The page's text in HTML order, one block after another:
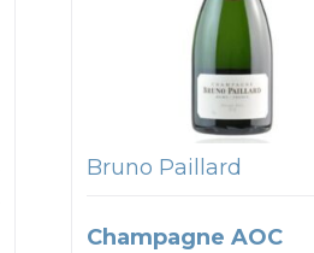
Bruno Paillard
Champagne AOC